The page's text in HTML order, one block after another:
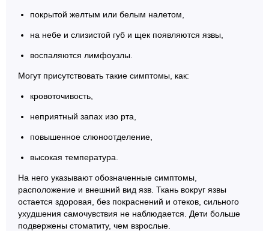
покрытой желтым или белым налетом,
на небе и слизистой губ и щек появляются язвы,
воспаляются лимфоузлы.
Могут присутствовать такие симптомы, как:
кровоточивость,
неприятный запах изо рта,
повышенное слюноотделение,
высокая температура.
На него указывают обозначенные симптомы,
расположение и внешний вид язв. Ткань вокруг язвы
остается здоровая, без покраснений и отеков, сильного
ухудшения самочувствия не наблюдается. Дети больше
подвержены стоматиту, чем взрослые.